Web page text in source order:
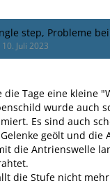
step, Probleme
10. Juli 2023
die Tage eine kleine
wurde auch
Es sind auch
geölt und die
die Antrienswelle
die Stufe nicht